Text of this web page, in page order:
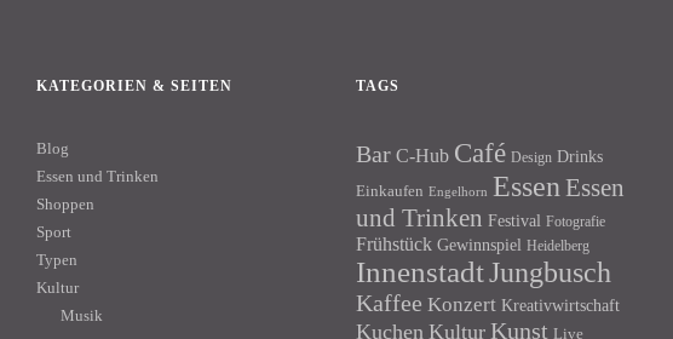
KATEGORIEN & SEITEN
Blog
Essen und Trinken
Shoppen
Sport
Typen
Kultur
Musik
TAGS
Bar C-Hub Café Design Drinks
Einkaufen Engelhorn Essen Essen
und Trinken Festival Fotografie
Frühstück Gewinnspiel Heidelberg
InnenstadtJungbusch
Kaffee Konzert Kreativwirtschaft
Kuchen Kultur Kunst Live